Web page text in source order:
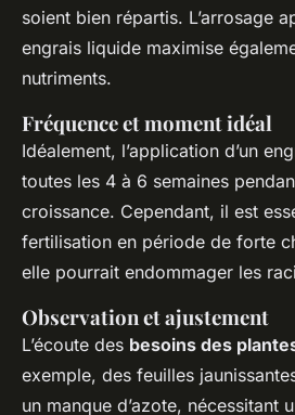
soient bien répartis. L’arrosage
engrais liquide maximise
nutriments.
Fréquence et moment idéal
Idéalement, l’application d’un
toutes les 4 à 6 semaines
croissance. Cependant, il est
fertilisation en période de forte
elle pourrait endommager les
Observation et ajustement
L’écoute des besoins des
exemple, des feuilles
un manque d’azote, nécessitant